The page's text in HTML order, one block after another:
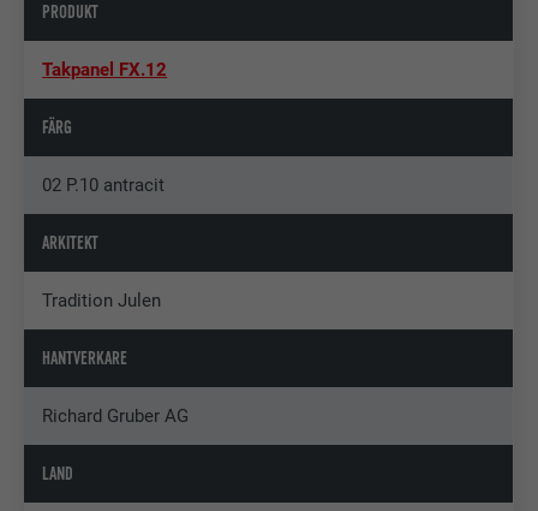
PRODUKT
Takpanel FX.12
FÄRG
02 P.10 antracit
ARKITEKT
Tradition Julen
HANTVERKARE
Richard Gruber AG
LAND